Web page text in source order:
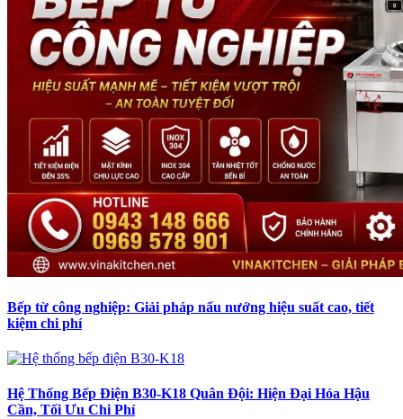
Bếp từ công nghiệp: Giải pháp nấu nướng hiệu suất cao, tiết
kiệm chi phí
Hệ Thống Bếp Điện B30-K18 Quân Đội: Hiện Đại Hóa Hậu
Cần, Tối Ưu Chi Phí